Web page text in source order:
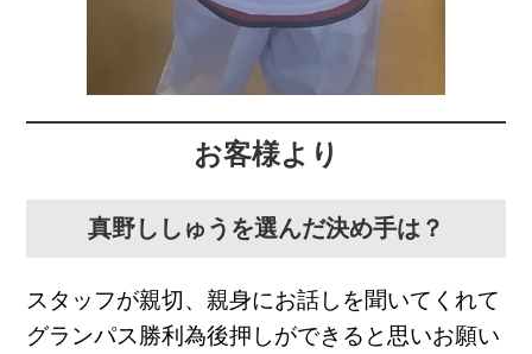
お客様より
真野ししゅうを選んだ決め手は？
スタッフが親切、親身にお話しを聞いてくれて
グランパス勝利為後押しができると思いお願い